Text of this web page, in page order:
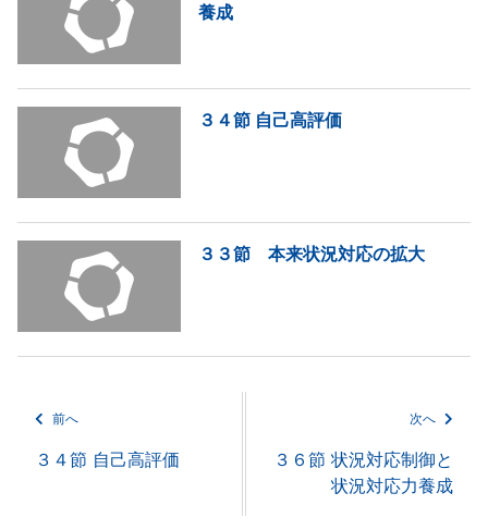
養成
３４節 自己高評価
３３節 本来状況対応の拡大
前へ
３４節 自己高評価
次へ
３６節 状況対応制御と
状況対応力養成